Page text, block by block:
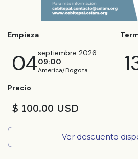
Empieza
04septiembre 2026
09:00
America/Bogota
Precio
$ 100.00 USD
Ver descuento